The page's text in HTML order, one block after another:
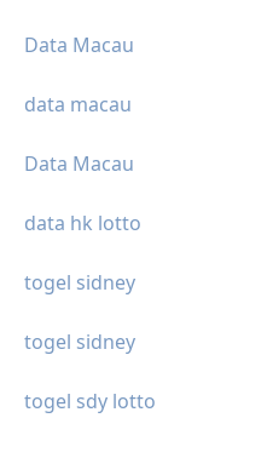
Data Macau
data macau
Data Macau
data hk lotto
togel sidney
togel sidney
togel sdy lotto